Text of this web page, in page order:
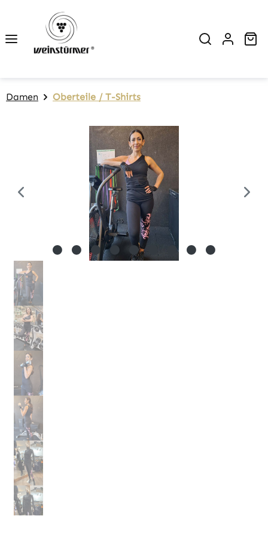
Zum Hauptinhalt springen
Damen Oberteile / T-Shirts
Bildergalerie überspringen